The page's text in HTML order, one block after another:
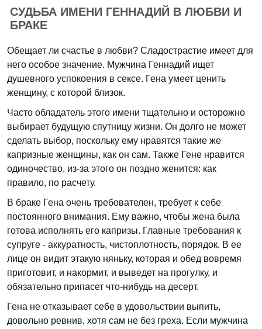
СУДЬБА ИМЕНИ ГЕННАДИЙ В ЛЮБВИ И
БРАКЕ
Обещает ли счастье в любви? Сладострастие имеет для
него особое значение. Мужчина Геннадий ищет
душевного успокоения в сексе. Гена умеет ценить
женщину, с которой близок.
Часто обладатель этого имени тщательно и осторожно
выбирает будущую спутницу жизни. Он долго не может
сделать выбор, поскольку ему нравятся такие же
капризные женщины, как он сам. Также Гене нравится
одиночество, из-за этого он поздно женится: как
правило, по расчету.
В браке Гена очень требователен, требует к себе
постоянного внимания. Ему важно, чтобы жена была
готова исполнять его капризы. Главные требования к
супруге - аккуратность, чистоплотность, порядок. В ее
лице он видит этакую няньку, которая и обед вовремя
приготовит, и накормит, и выведет на прогулку, и
обязательно припасет что-нибудь на десерт.
Гена не отказывает себе в удовольствии выпить,
довольно ревнив, хотя сам не без греха. Если мужчина